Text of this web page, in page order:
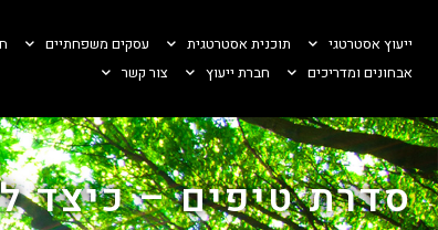
ייעוץ אסטרטגי ‏תוכנית אסטרטגית עסקים משפחתיים
אבחונים ומדריכים
חברת ייעוץ צור קשר
סדרת טיפים – כיצד